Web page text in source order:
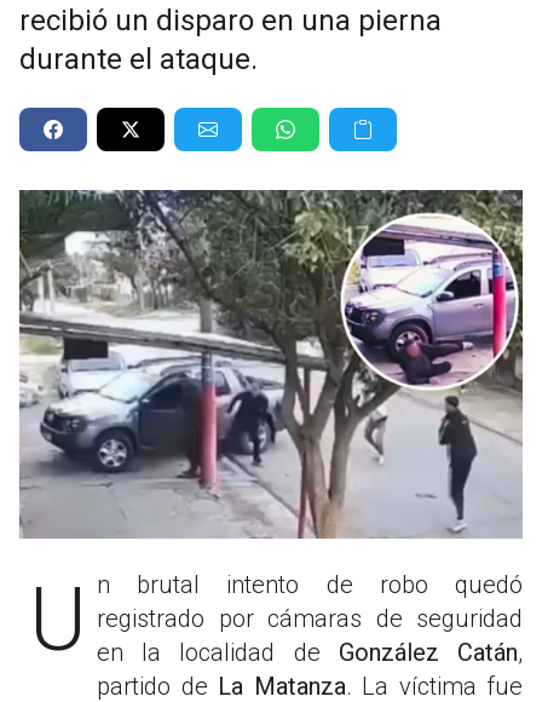
recibió un disparo en una pierna
durante el ataque.
Un brutal intento de robo quedó
registrado por cámaras de seguridad
en la localidad de González Catán,
partido de La Matanza. La víctima fue